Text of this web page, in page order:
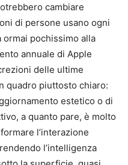
cambiare
di persone usano ogni
ormai pochissimo alla
annuale di Apple
delle ultime
quadro piuttosto chiaro:
estetico o di
a quanto pare, è molto
l’interazione
l’intelligenza